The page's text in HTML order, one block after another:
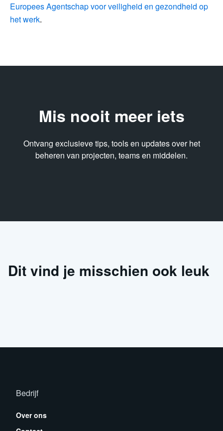
Europees Agentschap voor veiligheid en gezondheid op
het werk.
Mis nooit meer iets
Ontvang exclusieve tips, tools en updates over het
beheren van projecten, teams en middelen.
Dit vind je misschien ook leuk
Bedrijf
Over ons